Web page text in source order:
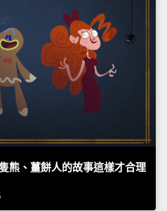
熊、薑餅人的故事這樣才合理